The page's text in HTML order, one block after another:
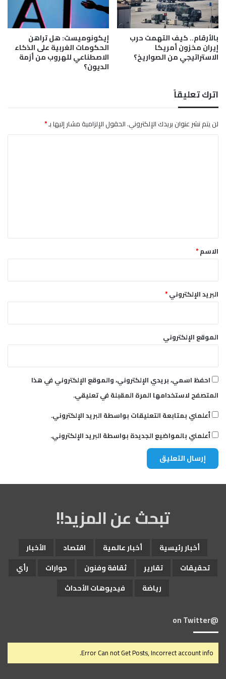
د
ي
ه
ا
ب
ي
ح
ي
ي
د
ا
ض
ب
ا
ش
ا
ر
ا
ل
ع
م
د
ق
س
و
ة
بالأرقام.. كيف التهمت حرب
إيران مخزون أمريكا
الاستراتيجي من الصواريخ؟
إيكونوميست: هل تراهن
الحكومات الغربية على الذكاء
الاصطناعي للهروب من أزمة
الديون؟
اترك تعليقاً
لن يتم نشر عنوان بريدك الإلكتروني.الحقول الإلزامية مشار إليها بـ*
*الاسم*
البريد الإلكتروني*
الموقع الإلكتروني
احفظ اسمي، بريدي الإلكتروني، والموقع الإلكتروني في هذا
المتصفح لاستخدامها المرة المقبلة في تعليقي.
أعلمني بمتابعة التعليقات بواسطة البريد الإلكتروني.
أعلمني بالمواضيع الجديدة بواسطة البريد الإلكتروني.
تبحث عن المزيد!!
أخبار رئيسية أخبار عالمية اقتصاد
الأخبار
تحقيقات
تقارير ثقافة وفنون حوارات
رأي
رياضة
فيديوهات الأحداث
@on Twitter
Error Can not Get Posts, Incorrect account info.